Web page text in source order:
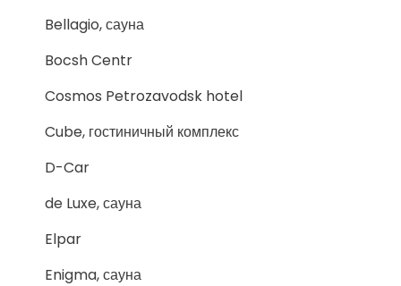
Bellagio, сауна
Bocsh Centr
Cosmos Petrozavodsk hotel
Cube, гостиничный комплекс
D-Car
de Luxe, сауна
Elpar
Enigma, сауна